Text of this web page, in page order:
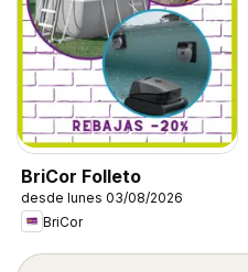
BriCor Folleto
desde lunes 03/08/2026
BriCor